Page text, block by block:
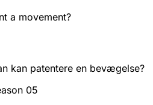
a movement?
kan patentere en bevægelse?
05